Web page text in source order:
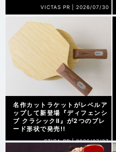
VICTAS PR | 2026/07/30
名作カットラケットがレベルア
ップして新登場『ディフェンシ
ブ クラシックⅡ』が2つのブレ
ード形状で発売!!
STIGA PR |2026/07/27